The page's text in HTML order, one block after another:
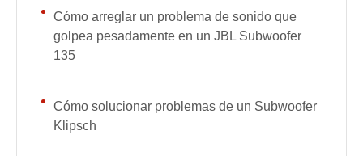
Cómo arreglar un problema de sonido que
golpea pesadamente en un JBL Subwoofer
135
Cómo solucionar problemas de un Subwoofer
Klipsch